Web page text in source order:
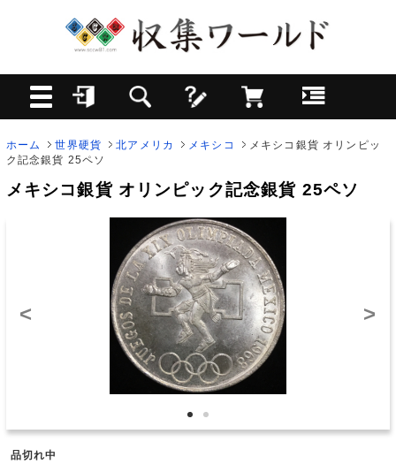
ホーム 世界硬貨 北アメリカ メキシコ
メキシコ銀貨 オリンピッ
ク記念銀貨 25ペソ
メキシコ銀貨 オリンピック記念銀貨 25ペソ
< >
品切れ中